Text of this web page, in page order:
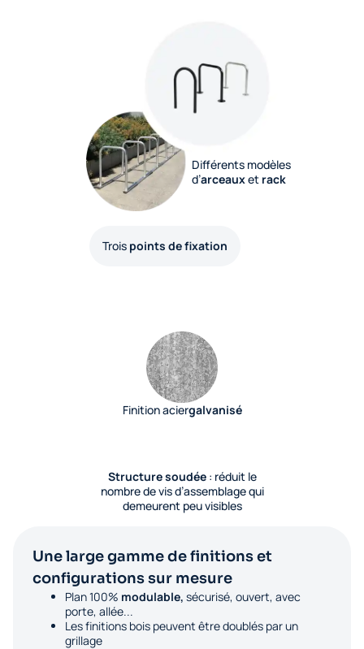
Différents modèles
d’arceauxet rack
Trois points de fixation
Finition aciergalvanisé
Structure soudée: réduit le
nombre de vis d’assemblage qui
demeurent peu visibles
Une large gamme de finitions et
configurations sur mesure
Plan 100% modulable, sécurisé, ouvert, avec
porte, allée...
Les finitions bois peuvent être doublés par un
grillage